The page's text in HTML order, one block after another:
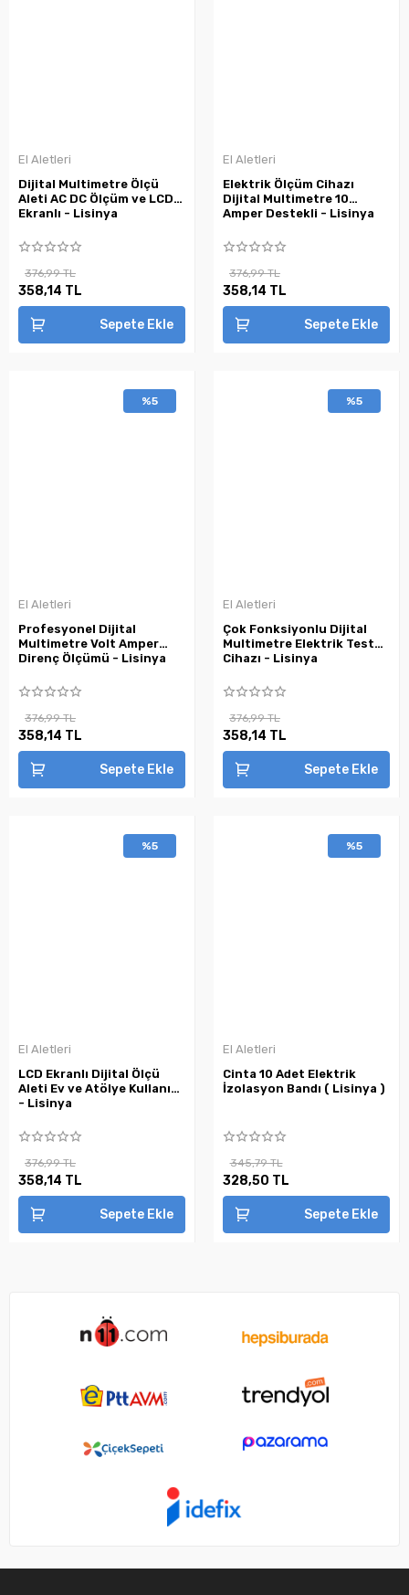
El Aletleri
Dijital Multimetre Ölçü
Aleti AC DC Ölçüm ve LCD
Ekranlı - Lisinya
376,99 TL
358,14 TL
Sepete Ekle
El Aletleri
Elektrik Ölçüm Cihazı
Dijital Multimetre 10
Amper Destekli - Lisinya
376,99 TL
358,14 TL
Sepete Ekle
%5
El Aletleri
Profesyonel Dijital
Multimetre Volt Amper
Direnç Ölçümü - Lisinya
376,99 TL
358,14 TL
Sepete Ekle
%5
El Aletleri
Çok Fonksiyonlu Dijital
Multimetre Elektrik Test
Cihazı - Lisinya
376,99 TL
358,14 TL
Sepete Ekle
%5
El Aletleri
LCD Ekranlı Dijital Ölçü
Aleti Ev ve Atölye Kullanımı
- Lisinya
376,99 TL
358,14 TL
Sepete Ekle
%5
El Aletleri
Cinta 10 Adet Elektrik
İzolasyon Bandı ( Lisinya )
345,79 TL
328,50 TL
Sepete Ekle